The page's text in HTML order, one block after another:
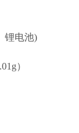
锂电池)
）